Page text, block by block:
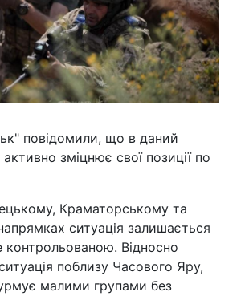
повідомили, що в даний
зміцнює свої позиції по
Краматорському та
ситуація залишається
Відносно
поблизу Часового Яру,
малими групами без